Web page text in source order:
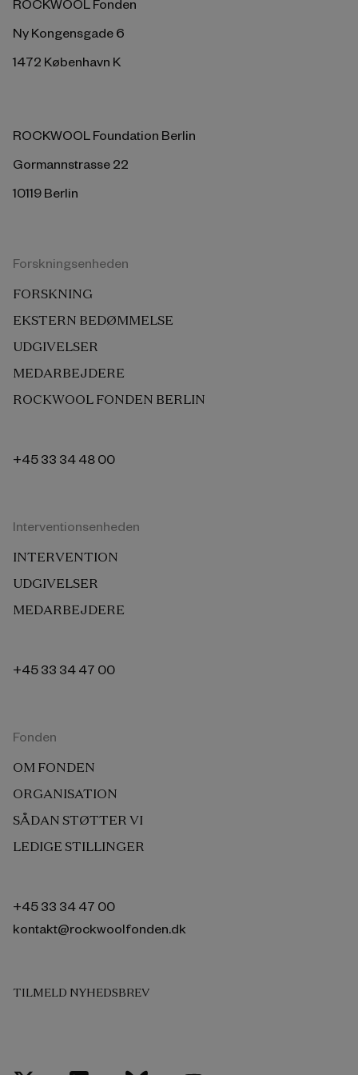
ROCKWOOL Fonden
Ny Kongensgade 6
1472 København K
ROCKWOOL Foundation Berlin
Gormannstrasse 22
10119 Berlin
Forskningsenheden
FORSKNING
EKSTERN BEDØMMELSE
UDGIVELSER
MEDARBEJDERE
ROCKWOOL FONDEN BERLIN
+45 33 34 48 00
Interventionsenheden
INTERVENTION
UDGIVELSER
MEDARBEJDERE
+45 33 34 47 00
Fonden
OM FONDEN
ORGANISATION
SÅDAN STØTTER VI
LEDIGE STILLINGER
+45 33 34 47 00
kontakt@rockwoolfonden.dk
TILMELD NYHEDSBREV